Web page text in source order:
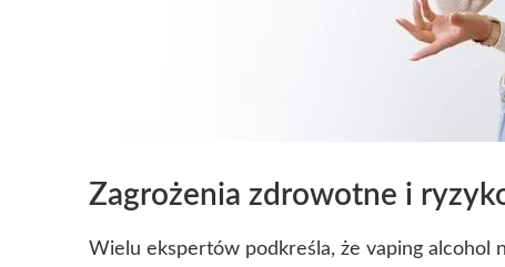
Zagrożenia zdrowotne i
Wielu ekspertów podkreśla, że vaping alcohol